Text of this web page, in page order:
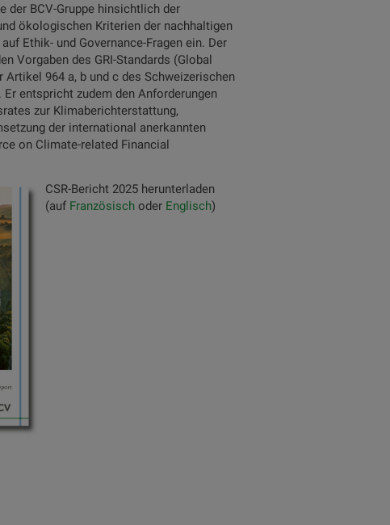
der BCV-Gruppe hinsichtlich der
ökologischen Kriterien der nachhaltigen
Ethik- und Governance-Fragen ein. Der
Vorgaben des GRI-Standards (Global
Artikel 964 a, b und c des Schweizerischen
entspricht zudem den Anforderungen
zur Klimaberichterstattung,
der international anerkannten
on Climate-related Financial
CSR-Bericht 2025 herunterladen
(auf Französisch oder Englisch)